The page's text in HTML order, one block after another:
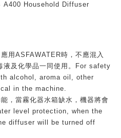
A400 Household Diffuser
用ASFAWATER時，不應混入
液及化學品一同使用。For safety
alcohol, aroma oil, other
in the machine.
，當霧化器水箱缺水，機器將會
level protection, when the
diffuser will be turned off